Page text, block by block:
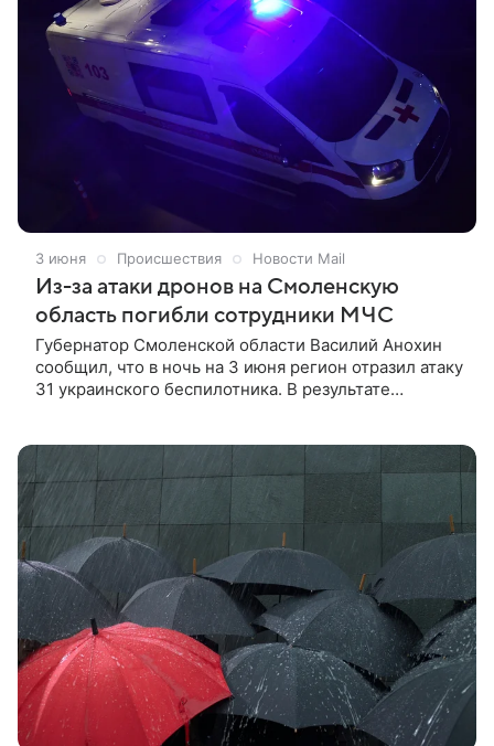
3 июня Происшествия Новости Mail
Из-за атаки дронов на Смоленскую
область погибли сотрудники МЧС
Губернатор Смоленской области Василий Анохин
сообщил, что в ночь на 3 июня регион отразил атаку
31 украинского беспилотника. В результате
ВКС России сбит и подавлен 31 вражеский БПЛА»,
— написал глава региона в «Мах».